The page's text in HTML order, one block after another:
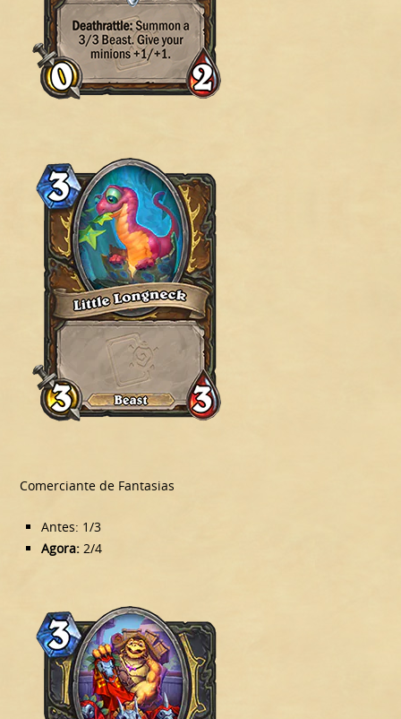
Comerciante de Fantasias
Antes: 1/3
Agora: 2/4